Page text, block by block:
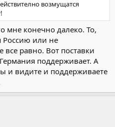
возмущатся
мне конечно далеко. То,
Россию или не
равно. Вот поставки
поддерживает. А
и видите и поддерживаете